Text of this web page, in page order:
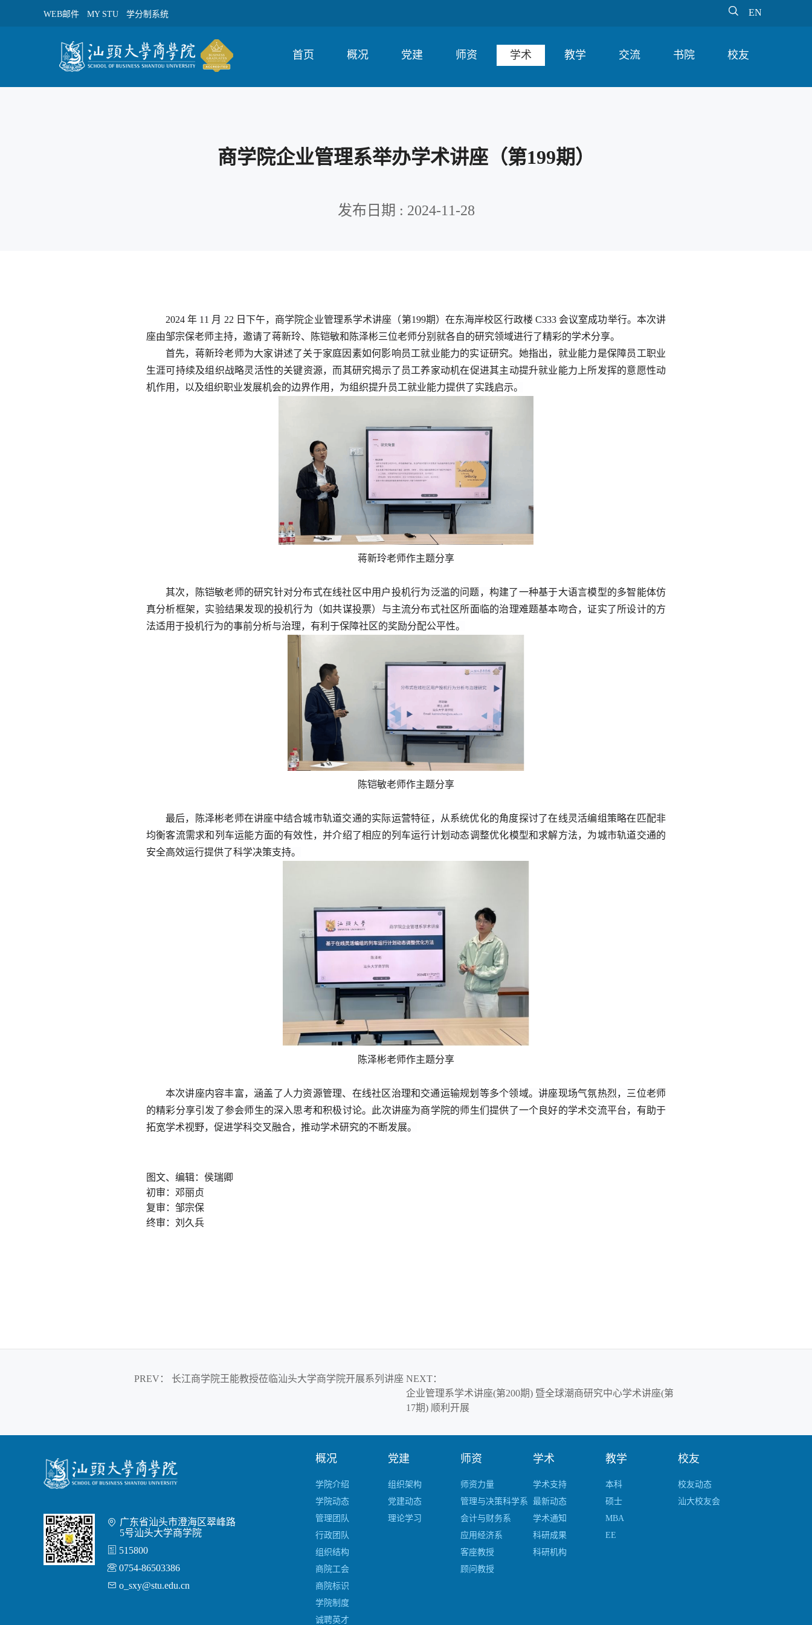
WEB邮件 MY STU 学分制系统  EN
首页 概况 党建 师资 学术 教学 交流 书院 校友
商学院企业管理系举办学术讲座（第199期）
发布日期 : 2024-11-28
2024年 11 月 22 日下午，商学院企业管理系学术讲座（第199期）在东海岸校区行政楼 C333 会议室成功举行。本次讲
座由邹宗保老师主持，邀请了蒋新玲、陈铠敏和陈泽彬三位老师分别 就各自的研究领域进行了精彩的学术分享。
首先， 蒋新玲老师为大家讲述了关于家庭因素如何影响员工就业能力的实证研究。她指出，就业能力是保障员工职业
生涯可持续及组织战略灵活性的关键资源，而其研究揭示了员工养家动机在促进其主动提升就业能力上所发挥的意愿性动
机作用，以及组织职业发展机会的边界作用，为组织提升员工就业能力提供了实践启示。
蒋新玲老师作主题分享
其次， 陈铠敏老师的研究针对分布式在线社区中用户投机行为泛滥的问题，构建了一种基于大语言模型的多智能体仿
真分析框架，实验结果发现的投机行为（如共谋投票）与主流分布式社区所面临的治理难题基本吻合，证实了所设计的方
法适用于投机行为的事前分析与治理，有利于保障社区的奖励分配公平性。
陈铠敏老师作主题分享
最后， 陈泽彬老师在讲座中结合城市轨道交通的实际运营特征，从系统优化的角度探讨了在线灵活编组策略在匹配非
均衡客流需求和列车运能方面的有效性，并介绍了相应的列车运行计划动态调整优化模型和求解方法，为城市轨道交通的
安全高效运行提供了科学决策支持。
陈泽彬老师作主题分享
本次讲座内容丰富，涵盖了人力资源管理、在线社区治理和交通运输规划等多个领域。讲座现场气氛热烈，三位老师
的精彩分享引发了参会师生的深入思考和积极讨论。此次讲座为商学院的师生们提供了一个良好的学术交流平台，有助于
拓宽学术视野，促进学科交叉融合，推动学术研究的不断发展。
图文、编辑：侯瑞卿
初审：邓丽贞
复审：邹宗保
终审：刘久兵
PREV： 长江商学院王能教授莅临汕头大学商学院开展系列讲座 NEXT：
企业管理系学术讲座(第200期) 暨全球潮商研究中心学术讲座(第
17期) 顺利开展
 广东省汕头市澄海区翠峰路
5号汕头大学商学院
 515800
 0754-86503386
 o_sxy@stu.edu.cn
概况
学院介绍
学院动态
管理团队
行政团队
组织结构
商院工会
商院标识
学院制度
诚聘英才
党建
组织架构
党建动态
理论学习
师资
师资力量
管理与决策科学系
会计与财务系
应用经济系
客座教授
顾问教授
学术
学术支持
最新动态
学术通知
科研成果
科研机构
教学
本科
硕士
MBA
EE
校友
校友动态
汕大校友会